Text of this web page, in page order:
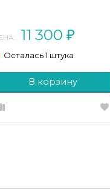
11 300 ₽
Осталась 1 штука
В корзину